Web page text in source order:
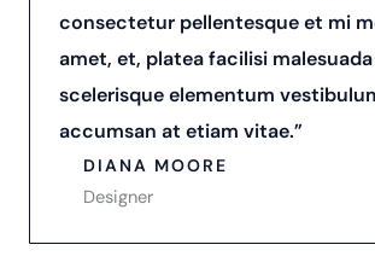
consectetur pellentesque et mi
amet, et, platea facilisi
scelerisque elementum
accumsan at etiam vitae.”
DIANA MOORE
Designer